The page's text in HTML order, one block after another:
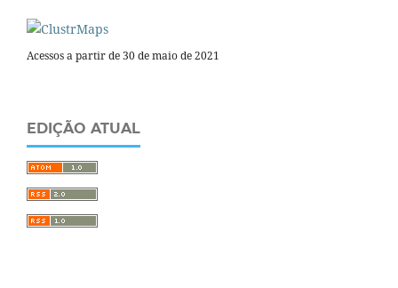
Acessos a partir de 30 de maio de 2021
EDIÇÃO ATUAL